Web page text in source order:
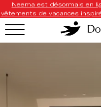
Neema est désormais en
vêtements de vacances